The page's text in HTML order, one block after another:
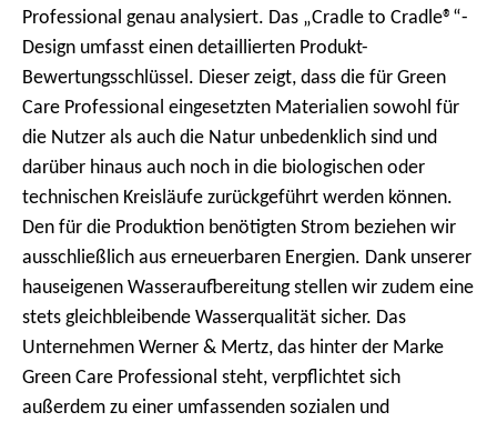
Professional genau analysiert. Das „Cradle to Cradle®“-
Design umfasst einen detaillierten Produkt-
Bewertungsschlüssel. Dieser zeigt, dass die für Green
Care Professional eingesetzten Materialien sowohl für
die Nutzer als auch die Natur unbedenklich sind und
darüber hinaus auch noch in die biologischen oder
technischen Kreisläufe zurückgeführt werden können.
Den für die Produktion benötigten Strom beziehen wir
ausschließlich aus erneuerbaren Energien. Dank unserer
hauseigenen Wasseraufbereitung stellen wir zudem eine
stets gleichbleibende Wasserqualität sicher. Das
Unternehmen Werner & Mertz, das hinter der Marke
Green Care Professional steht, verpflichtet sich
außerdem zu einer umfassenden sozialen und